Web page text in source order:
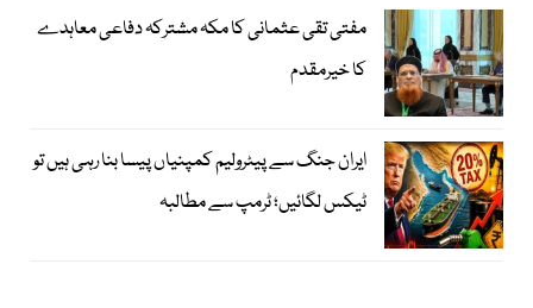
مفتی تقی عثمانی کا مکہ مشترکہ دفاعی معاہدے
کا خیرمقدم
ایران جنگ سے پیٹرولیم کمپنیاں پیسا بنا رہی ہیں تو
ٹیکس لگائیں؛ ٹرمپ سے مطالبہ